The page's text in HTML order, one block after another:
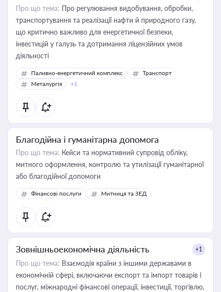
Про що тема: Про регулювання видобування, обробки,
транспортування та реалізації нафти й природного газу,
що критично важливо для енергетичної безпеки,
інвестицій у галузь та дотримання ліцензійних умов
діяльності
Паливно-енергетичний комплекс
Транспорт
Металургія
+1
Благодійна і гуманітарна допомога
Про що тема: Кейси та нормативний супровід обліку,
митного оформлення, контролю та утилізації гуманітарної
або благодійної допомоги
Фінансові послуги Митниця та ЗЕД
Зовнішньоекономічна діяльність +1
Про що тема: Взаємодія країни з іншими державами в
економічній сфері, включаючи експорт та імпорт товарів і
послуг, міжнародні фінансові операції, інвестиції, торгівлю,